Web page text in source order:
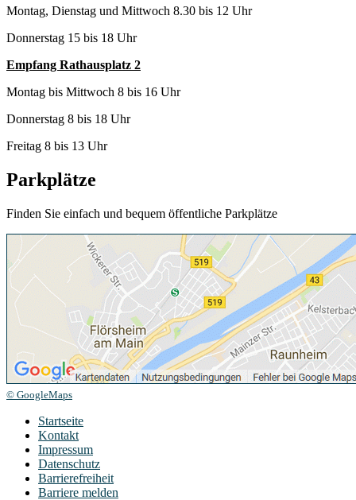
Montag, Dienstag und Mittwoch 8.30 bis 12 Uhr
Donnerstag 15 bis 18 Uhr
Empfang Rathausplatz 2
Montag bis Mittwoch 8 bis 16 Uhr
Donnerstag 8 bis 18 Uhr
Freitag 8 bis 13 Uhr
Parkplätze
Finden Sie einfach und bequem öffentliche Parkplätze
© GoogleMaps
Startseite
Kontakt
Impressum
Datenschutz
Barrierefreiheit
Barriere melden